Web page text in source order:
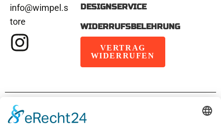
info@wimpel.s
tore
DESIGNSERVICE
WIDERRUFSBELEHRUNG
VERTRAG
WIDERRUFEN
IMPRESSUM